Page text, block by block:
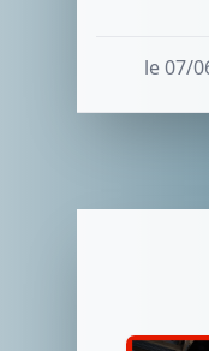
le 07/